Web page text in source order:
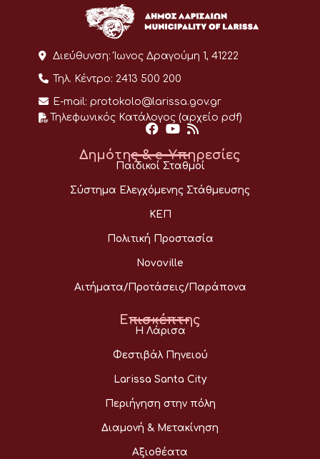
Διεύθυνση: Ίωνος Δραγούμη 1, 41222
Τηλ. Κέντρο: 2413 500 200
E-mail: protokolo@larissa.gov.gr
Τηλεφωνικός Κατάλογος (αρχείο pdf)
Δημότης & e-Υπηρεσίες
Παιδικοί Σταθμοί
Σύστημα Ελεγχόμενης Στάθμευσης
ΚΕΠ
Πολιτική Προστασία
Novoville
Αιτήματα/Προτάσεις/Παράπονα
Επισκέπτης
Η Λάρισα
Φεστιβάλ Πηνειού
Larissa Santa City
Περιήγηση στην πόλη
Διαμονή & Μετακίνηση
Αξιοθέατα